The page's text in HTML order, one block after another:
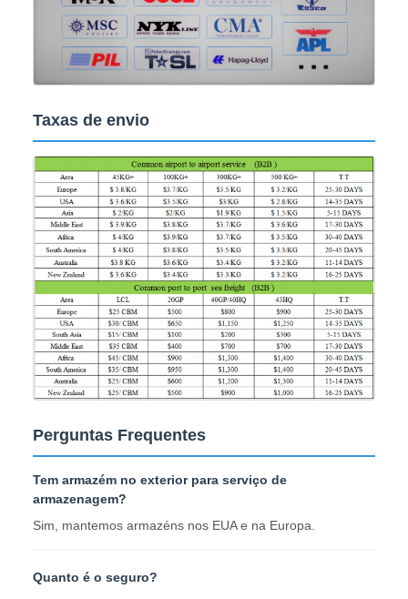
Taxas de envio
Perguntas Frequentes
Tem armazém no exterior para serviço de
armazenagem?
Sim, mantemos armazéns nos EUA e na Europa.
Quanto é o seguro?